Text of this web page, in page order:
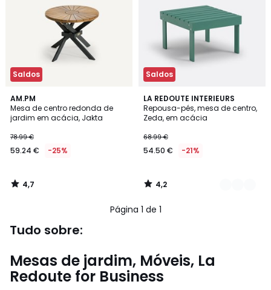
Saldos
AM.PM
Mesa de centro redonda de
jardim em acácia, Jakta
78.99 €
59.24 € -25%
4,7
/ 5
4,7
/
Saldos
LA REDOUTE INTERIEURS
Repousa-pés, mesa de centro,
Zeda, em acácia
68.99 €
54.50 € -21%
4,2
/ 5
3
Cores
4,2
/
Página 1 de 1
Tudo sobre:
Mesas de jardim, Móveis, La
Redoute for Business